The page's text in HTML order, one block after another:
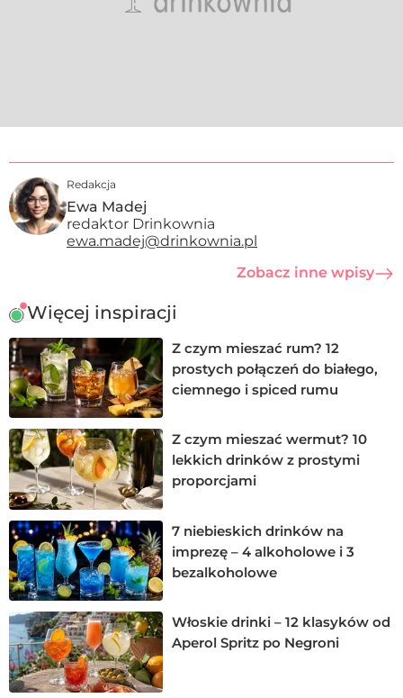
Redakcja
Ewa Madej
redaktor Drinkownia
ewa.madej@drinkownia.pl
Zobacz inne wpisy
Więcej inspiracji
Z czym mieszać rum? 12
prostych połączeń do białego,
ciemnego i spiced rumu
Z czym mieszać wermut? 10
lekkich drinków z prostymi
proporcjami
7 niebieskich drinków na
imprezę – 4 alkoholowe i 3
bezalkoholowe
Włoskie drinki – 12 klasyków od
Aperol Spritz po Negroni